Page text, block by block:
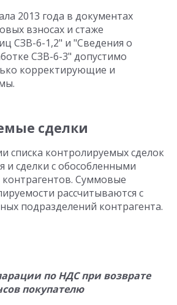
2013 года в документах
взносах и стаже
СЗВ-6-1,2" и "Сведения о
СЗВ-6-3" допустимо
корректирующие и
сделки
списка контролируемых сделок
и сделки с обособленными
Суммовые
рассчитываются с
подразделений контрагента.
по НДС при возврате
покупателю